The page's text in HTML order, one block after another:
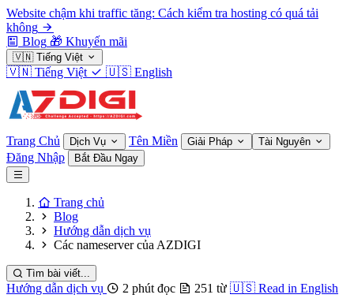
Website chậm khi traffic tăng: Cách kiểm tra hosting có quá tải
không
Blog 🎁 Khuyến mãi
🇻🇳 Tiếng Việt
🇻🇳 Tiếng Việt 🇺🇸 English
Trang Chủ Dịch Vụ Tên Miền Giải Pháp Tài Nguyên
Đăng Nhập Bắt Đầu Ngay
Trang chủ
Blog
Hướng dẫn dịch vụ
Các nameserver của AZDIGI
Tìm bài viết...
Hướng dẫn dịch vụ 2 phút đọc 251 từ 🇺🇸 Read in English